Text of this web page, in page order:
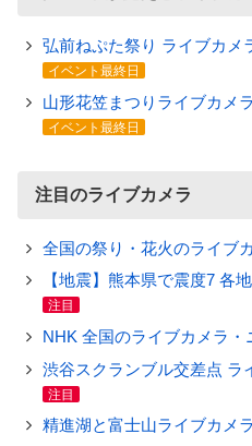
弘前ねぷた祭り ライブカメ
イベント最終日
山形花笠まつりライブカメ
イベント最終日
注目のライブカメラ
全国の祭り・花火のライブ
【地震】熊本県で震度7 各
注目
NHK 全国のライブカメラ・
渋谷スクランブル交差点 ラ
注目
精進湖と富士山ライブカメ